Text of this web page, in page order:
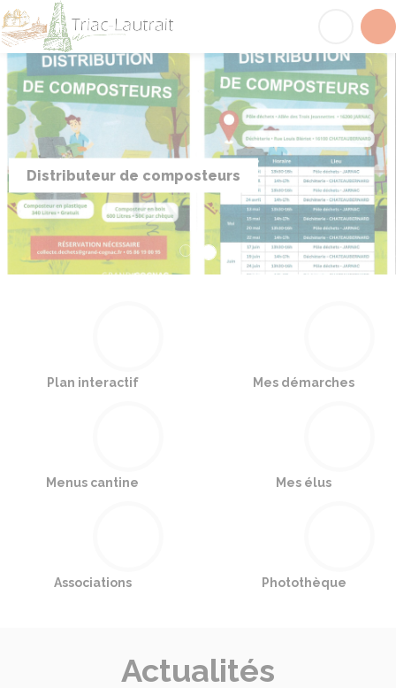
Distributeur de composteurs
Plan interactif Mes démarches
Menus cantine Mes élus
Associations Photothèque
Actualités